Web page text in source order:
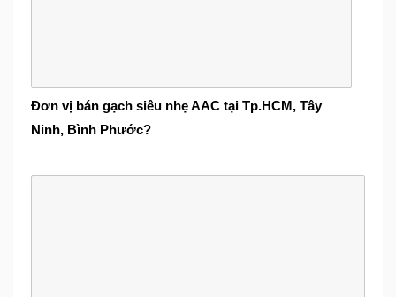
Đơn vị bán gạch siêu nhẹ AAC tại Tp.HCM, Tây
Ninh, Bình Phước?